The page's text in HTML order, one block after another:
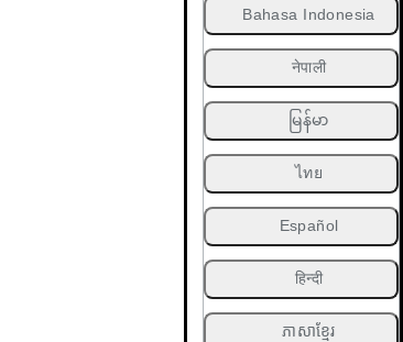
Bahasa Indonesia
नेपाली
မြန်မာ
ไทย
Español
हिन्दी
ភាសាខ្មែរ